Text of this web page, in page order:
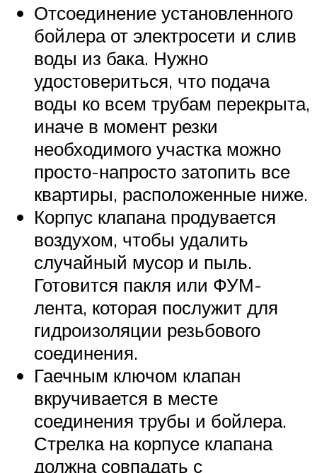
Отсоединение установленного
бойлера от электросети и слив
воды из бака. Нужно
удостовериться, что подача
воды ко всем трубам перекрыта,
иначе в момент резки
необходимого участка можно
просто-напросто затопить все
квартиры, расположенные ниже.
Корпус клапана продувается
воздухом, чтобы удалить
случайный мусор и пыль.
Готовится пакля или ФУМ-
лента, которая послужит для
гидроизоляции резьбового
соединения.
Гаечным ключом клапан
вкручивается в месте
соединения трубы и бойлера.
Стрелка на корпусе клапана
должна совпадать с